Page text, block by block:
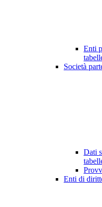
Enti
Società
Dati
Enti di